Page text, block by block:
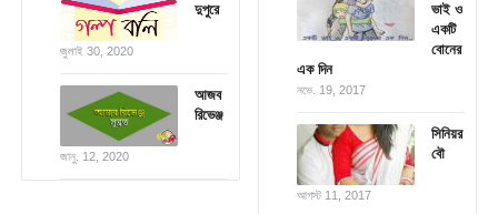
দুপুরে
জুলাই 30, 2020
আজব
রিভেঞ্জ
জানু. 12, 2020
ভাই ও
একটি
বোনের
এক দিন
নভে. 19, 2017
সিনিয়র
বৌ
আগস্ট 11, 2017